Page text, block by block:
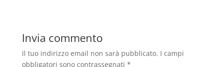
Invia commento
Il tuo indirizzo email non sarà pubblicato. I campi
obbligatori sono contrassegnati *